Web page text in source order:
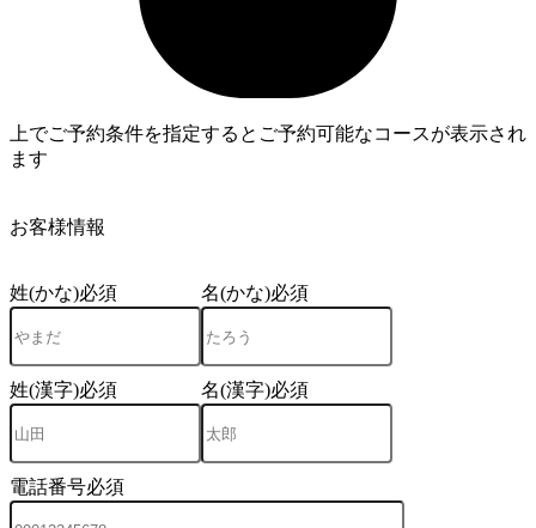
上でご予約条件を指定するとご予約可能なコースが表示され
ます
お客様情報
姓(かな)必須 名(かな)必須
姓(漢字)必須 名(漢字)必須
電話番号必須